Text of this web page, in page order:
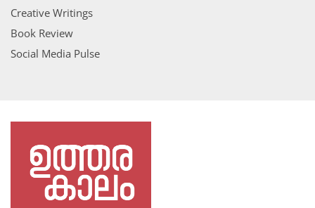
Creative Writings
Book Review
Social Media Pulse